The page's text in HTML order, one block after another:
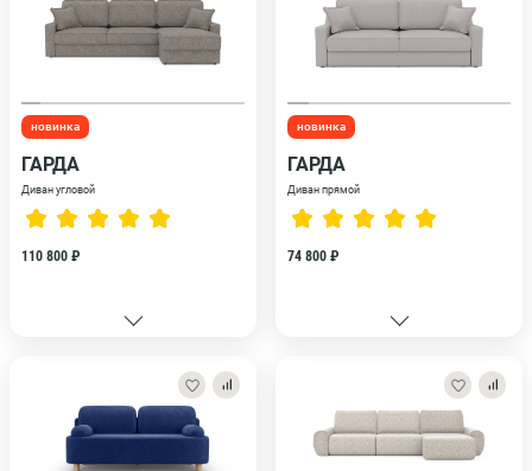
новинка
ГАРДА
Диван угловой
110 800 ₽
новинка
ГАРДА
Диван прямой
74 800 ₽